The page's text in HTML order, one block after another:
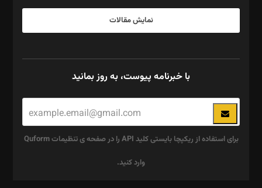
نمایش مقالات
با خبرنامه پیوست، به روز بمانید
برای استفاده از ریکپچا بایستی کلید API را در صفحه ی تنظیمات Quform
وارد کنید.